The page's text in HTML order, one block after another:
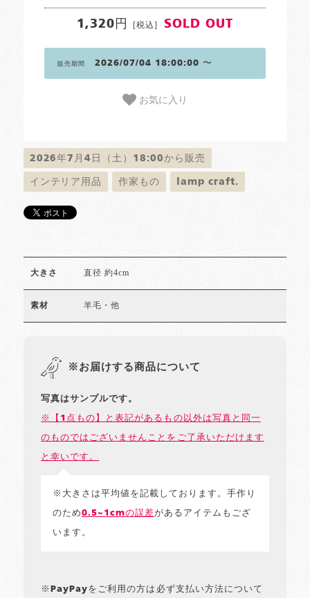
1,320円 [税込] SOLD OUT
販売期間 2026/07/04 18:00:00 〜
お気に入り
2026年7月4日（土）18:00から販売
インテリア用品 作家もの lamp craft.
大きさ 直径 約4cm
素材 羊毛・他
※お届けする商品について
写真はサンプルです。
※【1点もの】と表記があるもの以外は写真と同一
のものではございませんことをご了承いただけます
と幸いです。
※大きさは平均値を記載しております。手作り
のため0.5~1cmの誤差があるアイテムもござ
います。
※PayPayをご利用の方は必ず支払い方法について